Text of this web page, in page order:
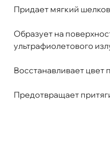
Придает мягкий
Образует на
ультрафиолетового
осстанавливает цвет
Предотвращает
н.
ПН–ВС10:00 –